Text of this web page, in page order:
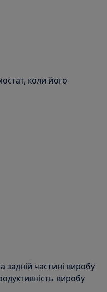
коли його
частині виробу
виробу